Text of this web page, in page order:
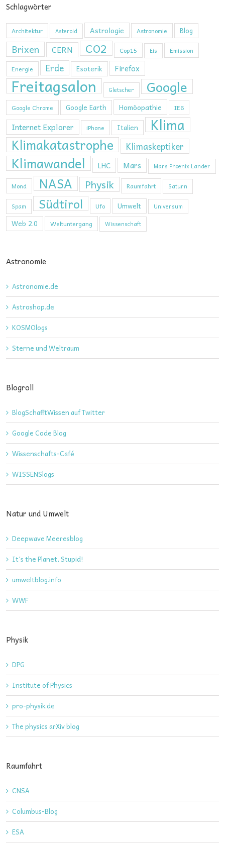
Schlagwörter
Architektur Asteroid Astrologie Astronomie Blog
Brixen CERN CO2 Cop15 Eis
Emission
Energie
Erde Esoterik Firefox
Freitagsalon Gletscher Google
Google Chrome Google Earth Homöopathie IE6
Internet Explorer iPhone Italien Klima
Klimakatastrophe Klimaskeptiker
Klimawandel LHC Mars Mars Phoenix Lander
Mond NASA Physik Raumfahrt Saturn
Spam Südtirol Ufo Umwelt Universum
Web 2.0 Weltuntergang Wissenschaft
Astronomie
Astronomie.de
Astroshop.de
KOSMOlogs
Sterne und Weltraum
Blogroll
BlogSchafftWissen auf Twitter
Google Code Blog
Wissenschafts-Café
WISSENSlogs
Natur und Umwelt
Deepwave Meeresblog
It's the Planet, Stupid!
umweltblog.info
WWF
Physik
DPG
Institute of Physics
pro-physik.de
The physics arXiv blog
Raumfahrt
CNSA
Columbus-Blog
ESA